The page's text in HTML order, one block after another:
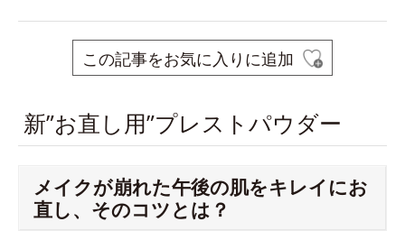
この記事をお気に入りに追加
新”お直し用”プレストパウダー
メイクが崩れた午後の肌をキレイにお
直し、そのコツとは？